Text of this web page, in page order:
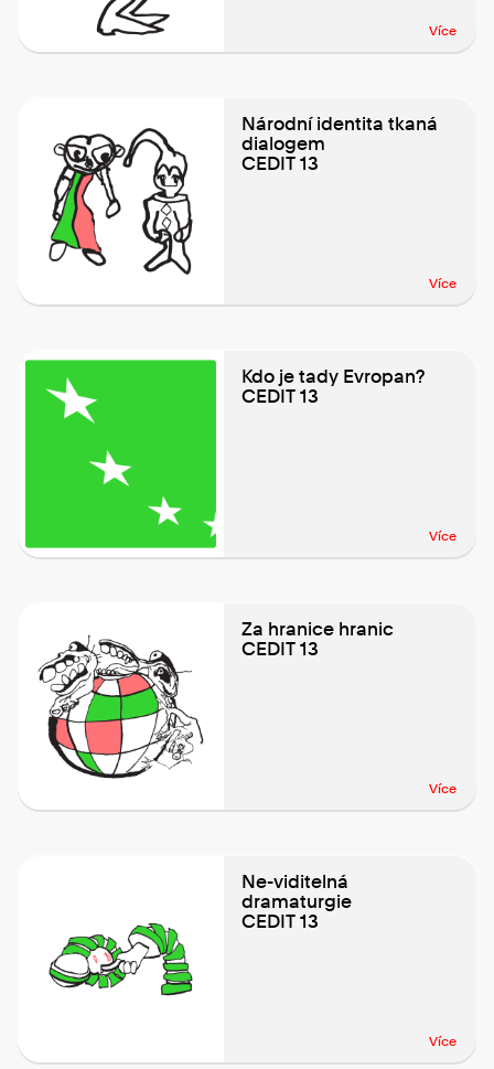
Více
Národní identita tkaná
dialogem
CEDIT 13
Více
Kdo je tady Evropan?
CEDIT 13
Více
Za hranice hranic
CEDIT 13
Více
Ne-viditelná
dramaturgie
CEDIT 13
Více